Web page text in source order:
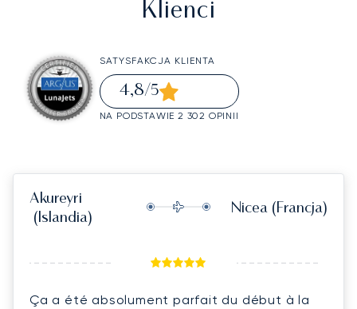
Klienci
SATYSFAKCJA KLIENTA
4,8/5
NA PODSTAWIE 2 302 OPINII
Akureyri
(Islandia)
Nicea (Francja)
Ça a été absolument parfait du début à la